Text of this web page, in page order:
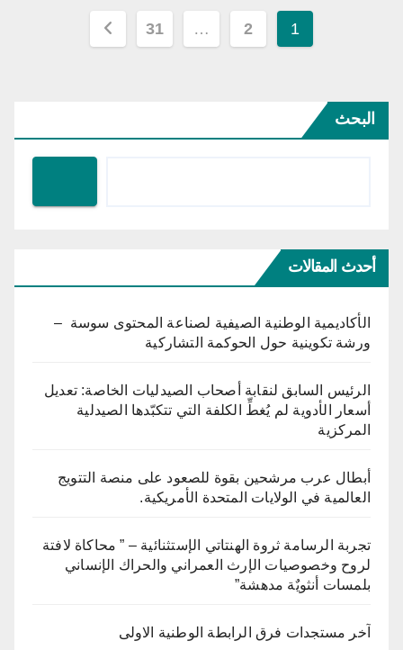
تعدد
1
2
…
31
البحث
أحدث المقالات
الأكاديمية الوطنية الصيفية لصناعة المحتوى سوسة –
ورشة تكوينية حول الحوكمة التشاركية
الرئيس السابق لنقابة أصحاب الصيدليات الخاصة: تعديل
أسعار الأدوية لم يُغطِّ الكلفة التي تتكبّدها الصيدلية
المركزية
أبطال عرب مرشحين بقوة للصعود على منصة التتويج
العالمية في الولايات المتحدة الأمريكية.
تجربة الرسامة ثروة الهنتاتي الإستثنائية – ” محاكاة لافتة
لروح وخصوصيات الإرث العمراني والحراك الإنساني
بلمسات أنثويٌة مدهشة”
آخر مستجدات فرق الرابطة الوطنية الاولى